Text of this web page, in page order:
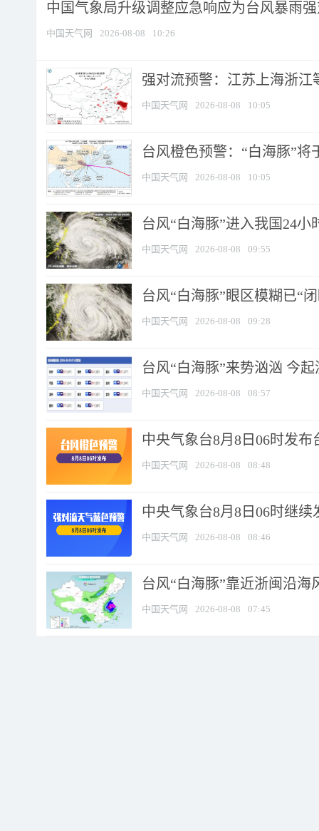
中国气象局升级调整应急响应为台风暴雨
中国天气网 2026-08-08 10:26
强对流预警：江苏上海浙江
中国天气网 2026-08-08 10:05
台风橙色预警：“白海豚”将
中国天气网 2026-08-08 10:05
台风“白海豚”进入我国24
中国天气网 2026-08-08 09:55
台风“白海豚”眼区模糊已“
中国天气网 2026-08-08 09:28
台风“白海豚”来势汹汹 今
中国天气网 2026-08-08 08:57
中央气象台8月8日06时发布
中国天气网 2026-08-08 08:48
中央气象台8月8日06时继
中国天气网 2026-08-08 08:46
台风“白海豚”靠近浙闽沿
中国天气网 2026-08-08 07:45